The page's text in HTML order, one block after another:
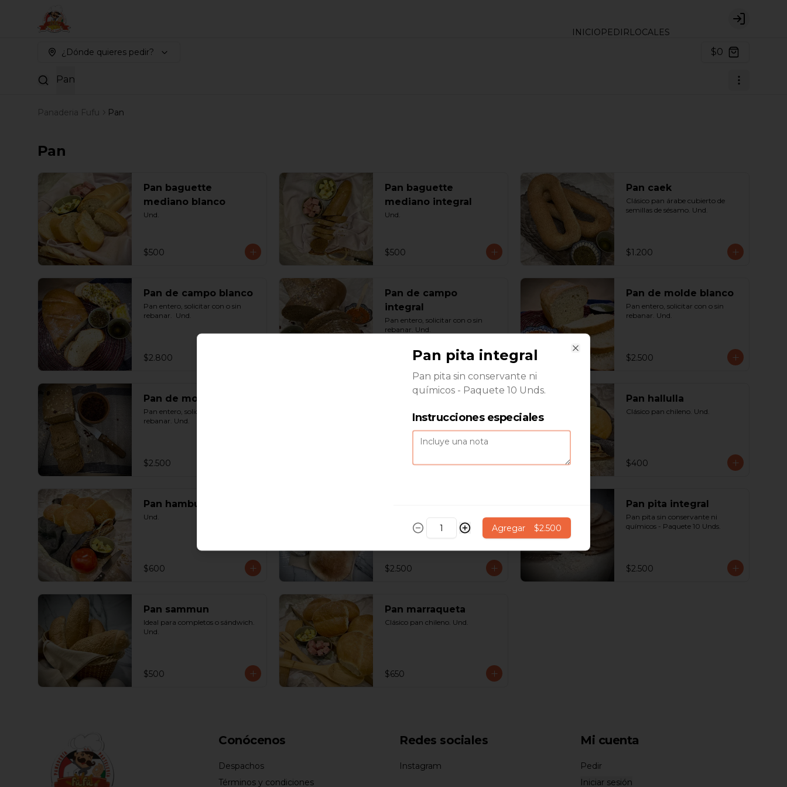
INICIOPEDIRLOCALES
Login
¿Dónde quieres pedir? $0
Pan
Panaderia Fufu Pan
Pan
Pan baguette
mediano blanco
Und.
$500
Pan baguette
mediano integral
Und.
$500
Pan caek
Clásico pan árabe cubierto de
semillas de sésamo. Und.
$1.200
Pan de campo blanco
Pan entero, solicitar con o sin
rebanar.  Und.
$2.800
Pan de campo
integral
Pan entero, solicitar con o sin
rebanar. Und.
$2.800
Pan de molde blanco
Pan entero, solicitar con o sin
rebanar. Und.
$2.500
Pan de molde integral
Pan entero, solicitar con o sin
rebanar. Und.
$2.500
Pan dobladita
Clásico pan chileno. Und.
Pan hallulla
Clásico pan chileno. Und.
$400
Pan hamburguesa
Und.
$600
Pan pita sin conservante ni
químicos - Paquete 10 Unds.
$2.500
Pan pita integral
Pan pita sin conservante ni
químicos - Paquete 10 Unds.
$2.500
Pan sammun
Ideal para completos o sándwich.
Und.
$500
Pan marraqueta
Clásico pan chileno. Und.
$650
Conócenos
Despachos
Términos y condiciones
Redes sociales
Instagram
Mi cuenta
Pedir
Iniciar sesión
Pan pita integral
Pan pita sin conservante ni
químicos - Paquete 10 Unds.
Instrucciones especiales
Agregar $2.500
Close